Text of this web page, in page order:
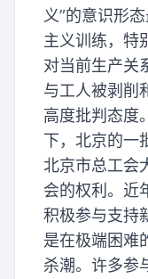
义”的意识形
主义训练，特
对当前生产关
与工人被剥削
高度批判态度
下，北京的一
北京市总工会
会的权利。近
积极参与支持
是在极端困难
杀潮。许多参